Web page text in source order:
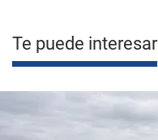
Te puede interesar